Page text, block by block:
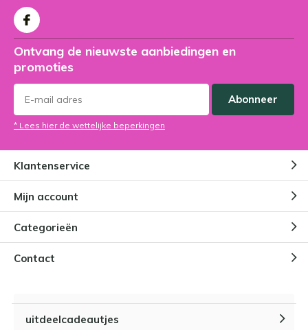
Ontvang de nieuwste aanbiedingen en
promoties
Abonneer
* Lees hier de wettelijke beperkingen
Klantenservice
Mijn account
Categorieën
Contact
uitdeelcadeautjes